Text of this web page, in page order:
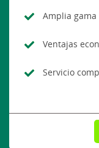
Amplia
Ventajas
Servicio